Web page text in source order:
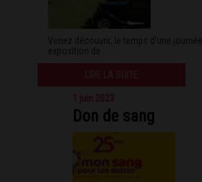
Venez découvrir, le temps d’une
exposition de . . .
LIRE LA SUITE
1 juin 2023
Don de sang